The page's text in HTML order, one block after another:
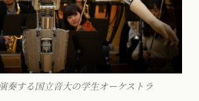
奏する国立音大の学生オーケストラ